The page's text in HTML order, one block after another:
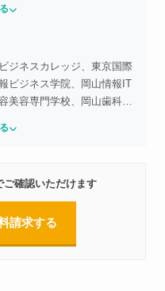
、京都産業大学、近畿大
、武蔵大学、昭和女子大
大学、日本女子大学、芝浦
、愛知大学、愛知淑徳大
他
ジネスカレッジ、東京国際
ビジネス学院、岡山情報IT
美容専門学校、岡山歯科技
学校、広島外語専門学校、
期大学部通信教育、福岡こ
ご確認いただけます
請求する